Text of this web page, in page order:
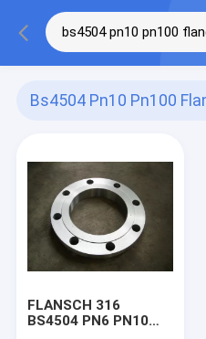
Bs4504 Pn10 Pn100
FLANSCH 316
BS4504 PN6 PN10